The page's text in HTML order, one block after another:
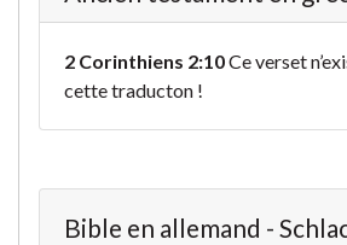
2 Corinthiens 2:10Ce verset
cette traducton !
Bible en allemand -